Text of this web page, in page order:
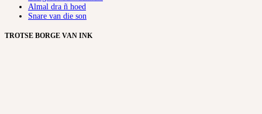
Almal dra ñ hoed
Snare van die son
TROTSE BORGE VAN INK